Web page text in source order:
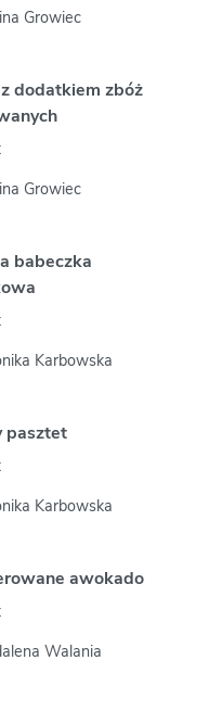
Growiec
dodatkiem zbóż
Growiec
babeczka
Karbowska
pasztet
Karbowska
awokado
Walania